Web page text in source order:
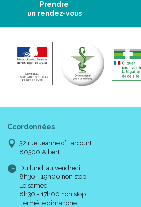
Prendre
un rendez-vous
Coordonnées
32 rue Jeanne d’Harcourt
80300 Albert
Du lundi au vendredi
8h30 - 19h00 non stop
Le samedi
8h30 - 17h00 non stop
Fermé le dimanche